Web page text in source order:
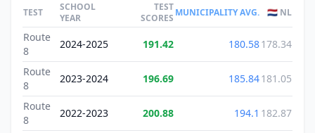
TEST
SCHOOL
YEAR
TEST
SCORES MUNICIPALITY AVG. 🇳🇱 NL
Route
8
2024-2025 191.42 180.58178.34
Route
8
2023-2024 196.69 185.84181.05
Route
8
2022-2023 200.88 194.1 182.87